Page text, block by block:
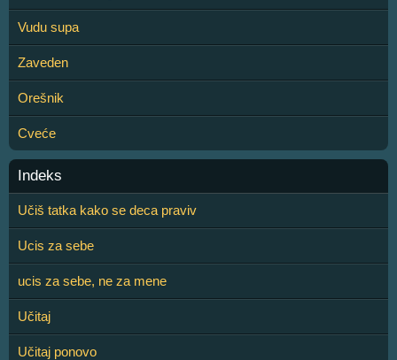
Vudu supa
Zaveden
Orešnik
Cveće
Indeks
Učiš tatka kako se deca praviv
Ucis za sebe
ucis za sebe, ne za mene
Učitaj
Učitaj ponovo